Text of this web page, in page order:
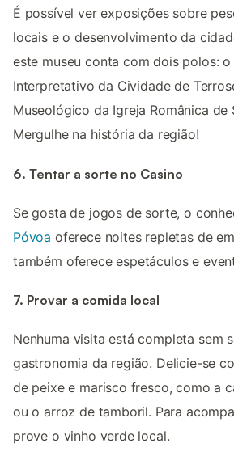
É possível ver exposições sobre
locais e o desenvolvimento da
este museu conta com dois polos: o
Interpretativo da Cividade de
Museológico da Igreja Românica de
Mergulhe na história da região!
6. Tentar a sorte no Casino
Se gosta de jogos de sorte, o
Póvoa oferece noites repletas de
também oferece espetáculos e
7. Provar a comida local
Nenhuma visita está completa sem
gastronomia da região. Delicie-se
de peixe e marisco fresco, como a
ou o arroz de tamboril. Para
prove o vinho verde local.